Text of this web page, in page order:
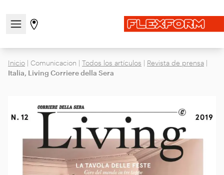
Abre/cierra el menú de navegación
Ir a la página de tiendas
Inicio | Comunicacion | Todos los artículos | Revista de prensa |
Italia, Living Corriere della Sera